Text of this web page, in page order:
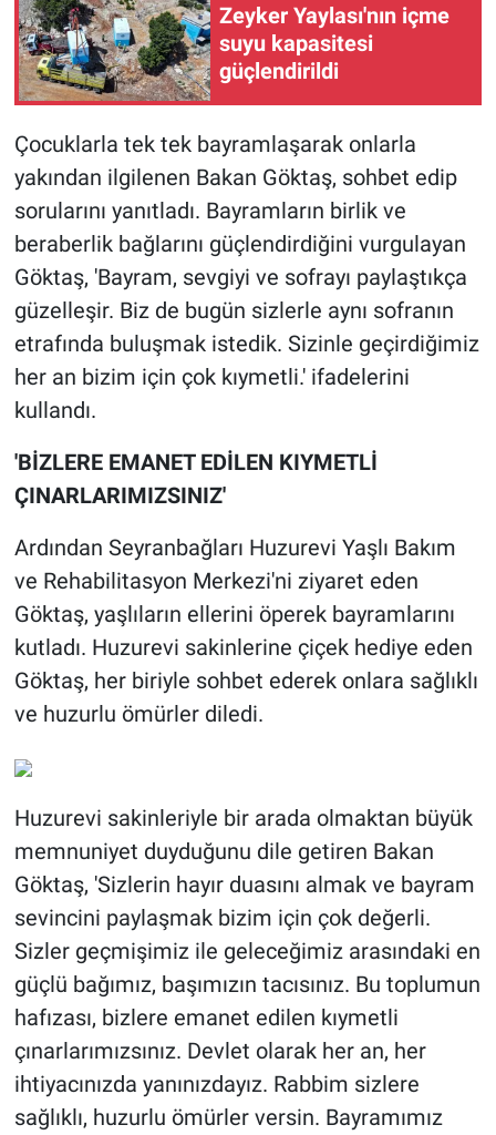
Zeyker Yaylası'nın içme
suyu kapasitesi
güçlendirildi
Çocuklarla tek tek bayramlaşarak onlarla
yakından ilgilenen Bakan Göktaş, sohbet edip
sorularını yanıtladı. Bayramların birlik ve
beraberlik bağlarını güçlendirdiğini vurgulayan
Göktaş, 'Bayram, sevgiyi ve sofrayı paylaştıkça
güzelleşir. Biz de bugün sizlerle aynı sofranın
etrafında buluşmak istedik. Sizinle geçirdiğimiz
her an bizim için çok kıymetli.' ifadelerini
kullandı.
'BİZLERE EMANET EDİLEN KIYMETLİ
ÇINARLARIMIZSINIZ'
Ardından Seyranbağları Huzurevi Yaşlı Bakım
ve Rehabilitasyon Merkezi'ni ziyaret eden
Göktaş, yaşlıların ellerini öperek bayramlarını
kutladı. Huzurevi sakinlerine çiçek hediye eden
Göktaş, her biriyle sohbet ederek onlara sağlıklı
ve huzurlu ömürler diledi.
Huzurevi sakinleriyle bir arada olmaktan büyük
memnuniyet duyduğunu dile getiren Bakan
Göktaş, 'Sizlerin hayır duasını almak ve bayram
sevincini paylaşmak bizim için çok değerli.
Sizler geçmişimiz ile geleceğimiz arasındaki en
güçlü bağımız, başımızın tacısınız. Bu toplumun
hafızası, bizlere emanet edilen kıymetli
çınarlarımızsınız. Devlet olarak her an, her
ihtiyacınızda yanınızdayız. Rabbim sizlere
sağlıklı, huzurlu ömürler versin. Bayramımız